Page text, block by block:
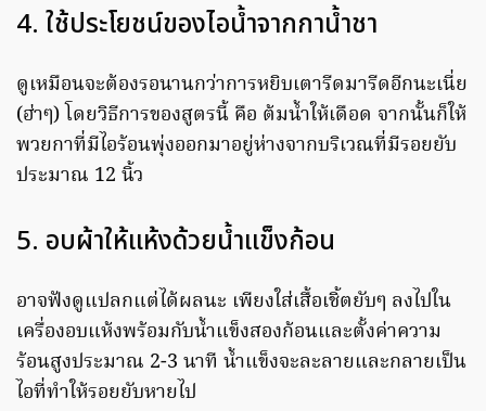
4. ใช้ประโยชน์ของไอน้ำจากกาน้ำชา
ดูเหมือนจะต้องรอนานกว่าการหยิบเตารีดมารีดอีกนะเนี่ย
(ฮ่าๆ) โดยวิธีการของสูตรนี้ คือ ต้มน้ำให้เดือด จากนั้นก็ให้
พวยกาที่มีไอร้อนพุ่งออกมาอยู่ห่างจากบริเวณที่มีรอยยับ
ประมาณ 12 นิ้ว
5. อบผ้าให้แห้งด้วยน้ำแข็งก้อน
อาจฟังดูแปลกแต่ได้ผลนะ เพียงใส่เสื้อเชิ้ตยับๆ ลงไปใน
เครื่องอบแห้งพร้อมกับน้ำแข็งสองก้อนและตั้งค่าความ
ร้อนสูงประมาณ 2-3 นาที น้ำแข็งจะละลายและกลายเป็น
ไอที่ทำให้รอยยับหายไป